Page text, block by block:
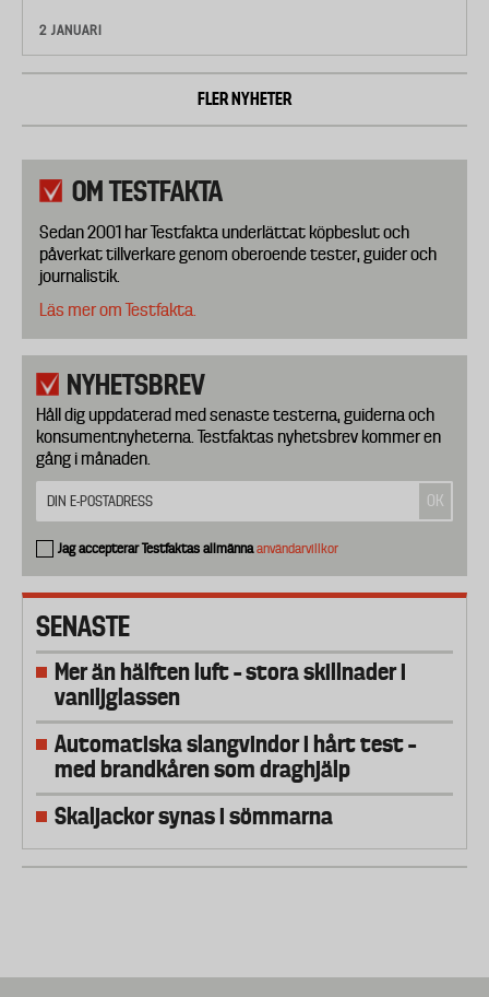
2 JANUARI
FLER NYHETER
OM TESTFAKTA
Sedan 2001 har Testfakta underlättat köpbeslut och
påverkat tillverkare genom oberoende tester, guider och
journalistik.
Läs mer om Testfakta.
NYHETSBREV
Håll dig uppdaterad med senaste testerna, guiderna och
konsumentnyheterna. Testfaktas nyhetsbrev kommer en
gång i månaden.
Jag accepterar Testfaktas allmännaanvändarvillkor
SENASTE
Mer än hälften luft – stora skillnader i
vaniljglassen
Automatiska slangvindor i hårt test –
med brandkåren som draghjälp
Skaljackor synas i sömmarna